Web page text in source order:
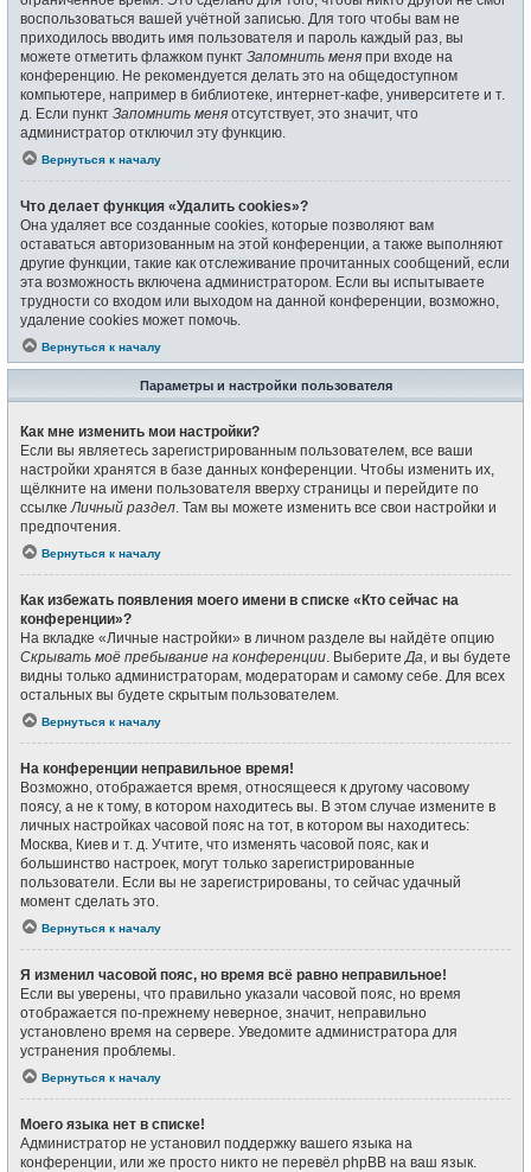
воспользоваться вашей учётной записью. Для того чтобы вам не
приходилось вводить имя пользователя и пароль каждый раз, вы
можете отметить флажком пункт Запомнить меня при входе на
конференцию. Не рекомендуется делать это на общедоступном
компьютере, например в библиотеке, интернет-кафе, университете и т.
д. Если пункт Запомнить меня отсутствует, это значит, что
администратор отключил эту функцию.
Вернуться к началу
Что делает функция «Удалить cookies»?
Она удаляет все созданные cookies, которые позволяют вам
оставаться авторизованным на этой конференции, а также выполняют
другие функции, такие как отслеживание прочитанных сообщений, если
эта возможность включена администратором. Если вы испытываете
трудности со входом или выходом на данной конференции, возможно,
удаление cookies может помочь.
Вернуться к началу
Параметры и настройки пользователя
Как мне изменить мои настройки?
Если вы являетесь зарегистрированным пользователем, все ваши
настройки хранятся в базе данных конференции. Чтобы изменить их,
щёлкните на имени пользователя вверху страницы и перейдите по
ссылкеЛичный раздел. Там вы можете изменить все свои настройки и
предпочтения.
Вернуться к началу
Как избежать появления моего имени в списке «Кто сейчас на
конференции»?
На вкладке «Личные настройки» в личном разделе вы найдёте опцию
Скрывать моё пребывание на конференции. ВыберитеДа, и вы будете
видны только администраторам, модераторам и самому себе. Для всех
остальных вы будете скрытым пользователем.
Вернуться к началу
На конференции неправильное время!
Возможно, отображается время, относящееся к другому часовому
поясу, а не к тому, в котором находитесь вы. В этом случае измените в
личных настройках часовой пояс на тот, в котором вы находитесь:
Москва, Киев и т. д. Учтите, что изменять часовой пояс, как и
большинство настроек, могут только зарегистрированные
пользователи. Если вы не зарегистрированы, то сейчас удачный
момент сделать это.
Вернуться к началу
Я изменил часовой пояс, но время всё равно неправильное!
Если вы уверены, что правильно указали часовой пояс, но время
отображается по-прежнему неверное, значит, неправильно
установлено время на сервере. Уведомите администратора для
устранения проблемы.
Вернуться к началу
Моего языка нет в списке!
Администратор не установил поддержку вашего языка на
конференции, или же просто никто не перевёл phpBB на ваш язык.